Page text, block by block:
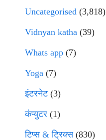
Uncategorised (3,818)
Vidnyan katha (39)
Whats app (7)
Yoga (7)
इंटरनेट(3)
कंप्युटर (1)
टिप्स & ट्रिक्स(830)